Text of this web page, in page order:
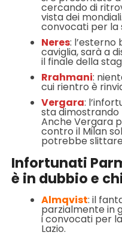
cercando di
vista dei
convocati per la
Neres: l’esterno
caviglia, sarà a
il finale della
Rrahmani:
cui rientro è
Vergara:
sta dimostrando
Anche Vergara
contro il Milan
potrebbe
Infortunati
è in dubbio e
Almqvist: il
parzialmente in
i convocati per
Lazio.